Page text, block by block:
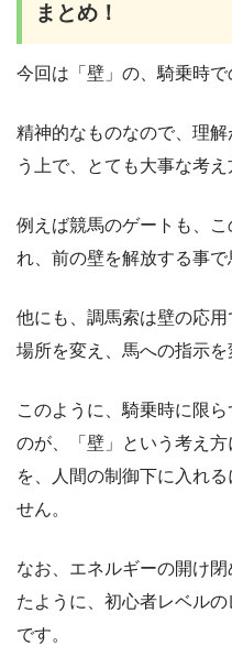
まとめ！
今回は「壁」の、騎乗時で
精神的なものなので、理
う上で、とても大事な考え
例えば競馬のゲートも、
れ、前の壁を解放する事で
他にも、調馬索は壁の応
場所を変え、馬への指示を
このように、騎乗時に限
のが、「壁」という考え
を、人間の制御下に入れ
せん。
なお、エネルギーの開け
たように、初心者レベル
です。